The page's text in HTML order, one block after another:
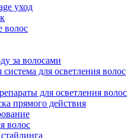
уход
волос
за волосами
для осветления волос
для осветления волос
прямого действия
волос